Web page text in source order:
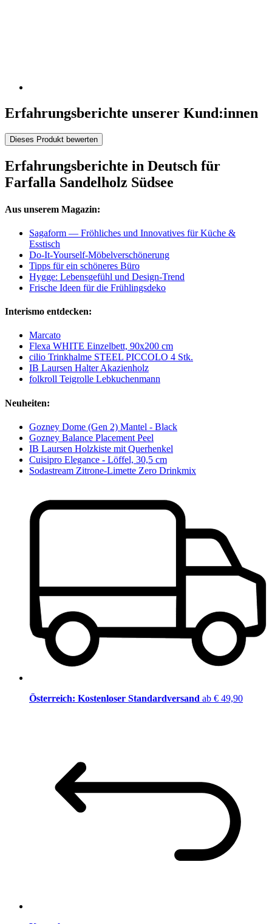
Erfahrungsberichte unserer Kund:innen
Dieses Produkt bewerten
Erfahrungsberichte in Deutsch für
Farfalla Sandelholz Südsee
Aus unserem Magazin:
Sagaform — Fröhliches und Innovatives für Küche &
Esstisch
Do-It-Yourself-Möbelverschönerung
Tipps für ein schöneres Büro
Hygge: Lebensgefühl und Design-Trend
Frische Ideen für die Frühlingsdeko
Interismo entdecken:
Marcato
Flexa WHITE Einzelbett, 90x200 cm
cilio Trinkhalme STEEL PICCOLO 4 Stk.
IB Laursen Halter Akazienholz
folkroll Teigrolle Lebkuchenmann
Neuheiten:
Gozney Dome (Gen 2) Mantel - Black
Gozney Balance Placement Peel
IB Laursen Holzkiste mit Querhenkel
Cuisipro Elegance - Löffel, 30,5 cm
Sodastream Zitrone-Limette Zero Drinkmix
Österreich: Kostenloser Standardversand ab € 49,90